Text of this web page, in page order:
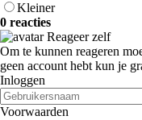
Kleiner
0 reacties
Reageer zelf
Om te kunnen reageren
geen account hebt kun je
Inloggen
Voorwaarden